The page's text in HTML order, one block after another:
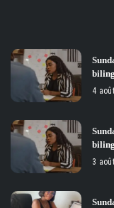
4
3